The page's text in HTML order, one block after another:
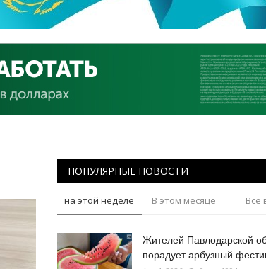
ПОПУЛЯРНЫЕ НОВОСТИ
на этой неделе В этом месяце Все
Жителей Павлодарской
порадует арбузный